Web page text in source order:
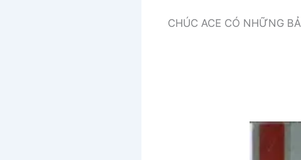
CHÚC ACE CÓ NHỮNG